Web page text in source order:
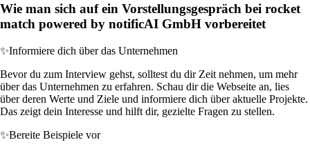
Wie man sich auf ein Vorstellungsgespräch bei rocket
match powered by notificAI GmbH vorbereitet
✨Informiere dich über das Unternehmen
Bevor du zum Interview gehst, solltest du dir Zeit nehmen, um mehr
über das Unternehmen zu erfahren. Schau dir die Webseite an, lies
über deren Werte und Ziele und informiere dich über aktuelle Projekte.
Das zeigt dein Interesse und hilft dir, gezielte Fragen zu stellen.
✨Bereite Beispiele vor